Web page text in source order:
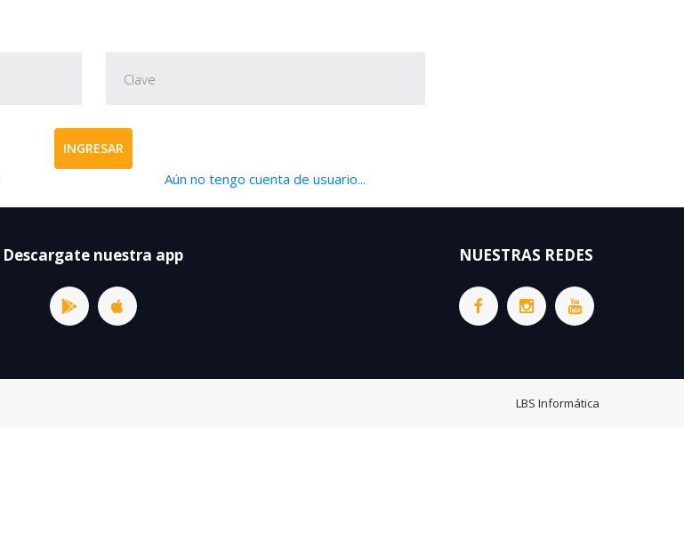
INGRESAR
Aún no tengo cuenta de usuario...
Descargate nuestra app NUESTRAS REDES
LBS Informática